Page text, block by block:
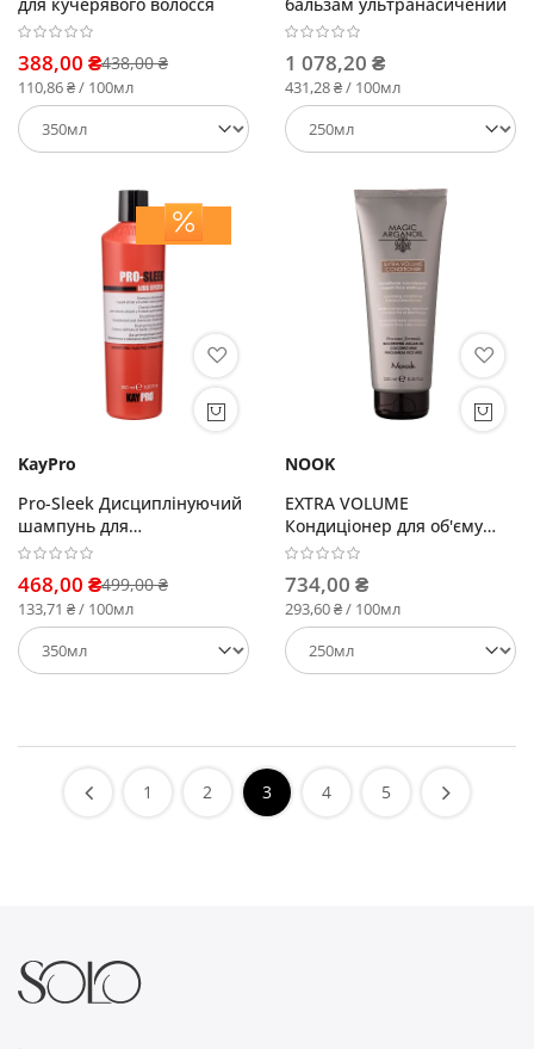
для кучерявого волосся
388,00 ₴438,00 ₴
110,86 ₴ / 100мл
бальзам ультранасичений
1 078,20 ₴
431,28 ₴ / 100мл
KayPro
Pro-Sleek Дисциплінуючий
шампунь для
випрямленого волосся
468,00 ₴499,00 ₴
133,71 ₴ / 100мл
NOOK
EXTRA VOLUME
Кондиціонер для об'єму
тонкого та ослабленого
734,00 ₴
293,60 ₴ / 100мл
1 2 3 4 5